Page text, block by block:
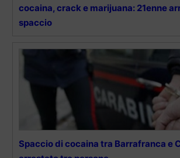
cocaina, crack e marijuana: 21enne
spaccio
Spaccio di cocaina tra Barrafranca e